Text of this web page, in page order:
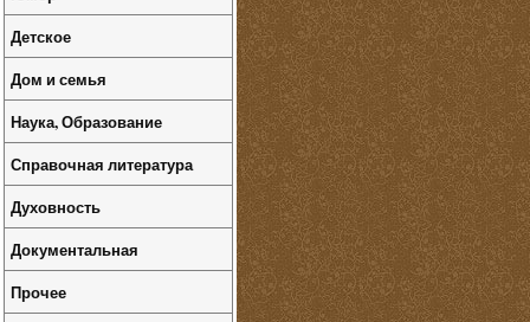
Детское
Дом и семья
Наука, Образование
Справочная литература
Духовность
Документальная
Прочее